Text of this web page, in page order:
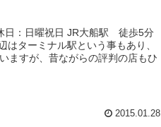
：日曜祝日 JR大船駅 徒歩5分
ターミナル駅という事もあり、
ますが、昔ながらの評判の店もひ
2015.01.28